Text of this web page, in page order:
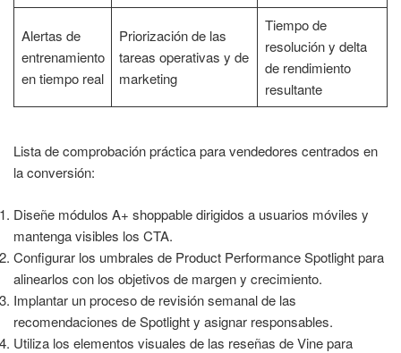
Alertas de
entrenamiento
en tiempo real
Priorización de las
tareas operativas y de
marketing
Tiempo de
resolución y delta
de rendimiento
resultante
Lista de comprobación práctica para vendedores centrados en
la conversión:
Diseñe módulos A+ shoppable dirigidos a usuarios móviles y
mantenga visibles los CTA.
Configurar los umbrales de Product Performance Spotlight para
alinearlos con los objetivos de margen y crecimiento.
Implantar un proceso de revisión semanal de las
recomendaciones de Spotlight y asignar responsables.
Utiliza los elementos visuales de las reseñas de Vine para